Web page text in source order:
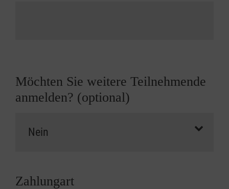
Möchten Sie weitere Teilnehmende
anmelden? (optional)
Zahlungart